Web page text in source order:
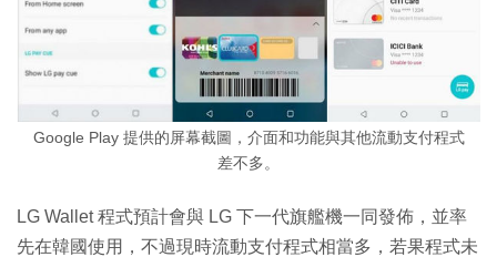
Google Play 提供的屏幕截圖，介面和功能與其他流動支付程式
差不多。
LG Wallet 程式預計會與 LG 下一代旗艦機一同發佈，並率
先在韓國使用，不過現時流動支付程式相當多，若果程式未